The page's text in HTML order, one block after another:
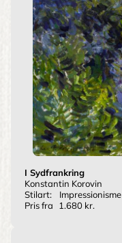
I Sydfrankring
Konstantin Korovin
Stilart:
Impressionisme
Pris fra
1.680 kr.